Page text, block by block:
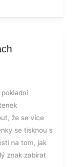
že se více
se tisknou s
na tom, jak
znak zabírat